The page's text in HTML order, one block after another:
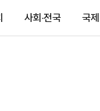
사회·전국 국제